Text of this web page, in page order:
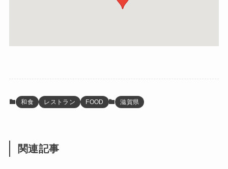
和食 レストラン FOOD 滋賀県
関連記事